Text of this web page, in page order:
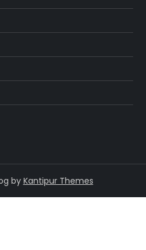
by Kantipur Themes